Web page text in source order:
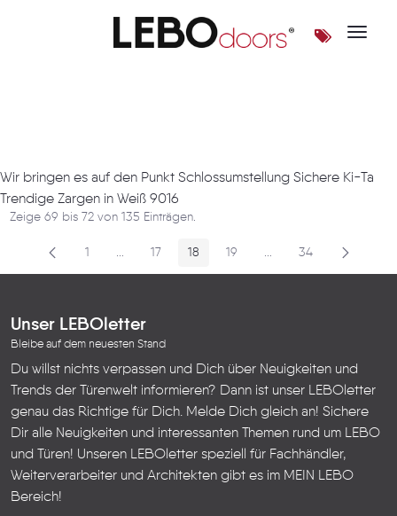
Toggle
Wir bringen es auf den Punkt Schlossumstellung Sichere Ki-Ta
Trendige Zargen in Weiß 9016
Zeige 69 bis 72 von 135 Einträgen.
Seite
1 ...Zwischenseiten
Seite
17 Seite
18 Seite
19 ...Zwischenseiten
Seite
34
Unser LEBOletter
Bleibe auf dem neuesten Stand
Du willst nichts verpassen und Dich über Neuigkeiten und
Trends der Türenwelt informieren? Dann ist unser LEBOletter
genau das Richtige für Dich. Melde Dich gleich an! Sichere
Dir alle Neuigkeiten und interessanten Themen rund um LEBO
und Türen! Unseren LEBOletter speziell für Fachhändler,
Weiterverarbeiter und Architekten gibt es im MEIN LEBO
Bereich!